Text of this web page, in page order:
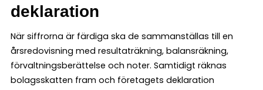
deklaration
När siffrorna är färdiga ska de sammanställas till en
årsredovisning med resultaträkning, balansräkning,
förvaltningsberättelse och noter. Samtidigt räknas
bolagsskatten fram och företagets deklaration